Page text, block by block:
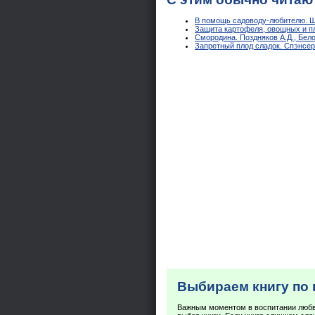
В помощь садоводу-любителю.
Защита картофеля, овощных и
Смородина. Поздняков А.Д.,
Запретный плод сладок.
Выбираем книгу по
Важным моментом в воспитании